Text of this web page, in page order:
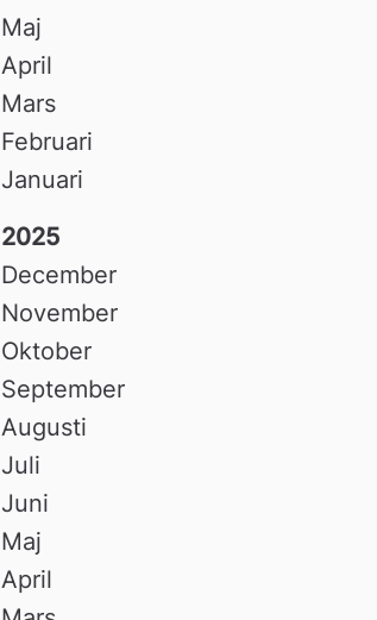
Maj
April
Mars
Februari
Januari
2025
December
November
Oktober
September
Augusti
Juli
Juni
Maj
April